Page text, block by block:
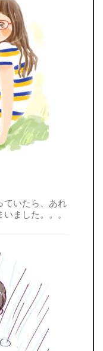
ていたら、あれ
ました。。。